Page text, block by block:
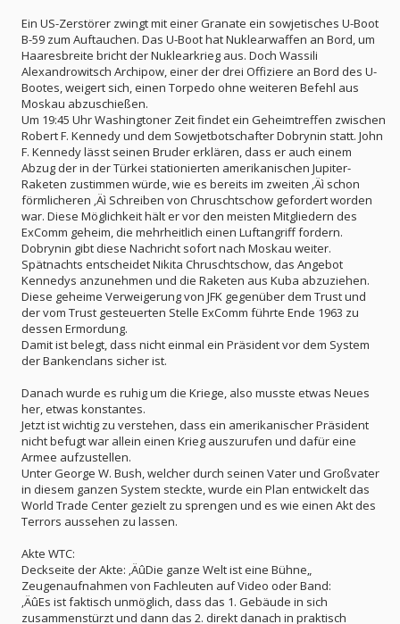
Ein US-Zerstörer zwingt mit einer Granate ein sowjetisches U-Boot
B-59 zum Auftauchen. Das U-Boot hat Nuklearwaffen an Bord, um
Haaresbreite bricht der Nuklearkrieg aus. Doch Wassili
Alexandrowitsch Archipow, einer der drei Offiziere an Bord des U-
Bootes, weigert sich, einen Torpedo ohne weiteren Befehl aus
Moskau abzuschießen.
Um 19:45 Uhr Washingtoner Zeit findet ein Geheimtreffen zwischen
Robert F. Kennedy und dem Sowjetbotschafter Dobrynin statt. John
F. Kennedy lässt seinen Bruder erklären, dass er auch einem
Abzug der in der Türkei stationierten amerikanischen Jupiter-
Raketen zustimmen würde, wie es bereits im zweiten ‚Äì schon
förmlicheren ‚Äì Schreiben von Chruschtschow gefordert worden
war. Diese Möglichkeit hält er vor den meisten Mitgliedern des
ExComm geheim, die mehrheitlich einen Luftangriff fordern.
Dobrynin gibt diese Nachricht sofort nach Moskau weiter.
Spätnachts entscheidet Nikita Chruschtschow, das Angebot
Kennedys anzunehmen und die Raketen aus Kuba abzuziehen.
Diese geheime Verweigerung von JFK gegenüber dem Trust und
der vom Trust gesteuerten Stelle ExComm führte Ende 1963 zu
dessen Ermordung.
Damit ist belegt, dass nicht einmal ein Präsident vor dem System
der Bankenclans sicher ist.
Danach wurde es ruhig um die Kriege, also musste etwas Neues
her, etwas konstantes.
Jetzt ist wichtig zu verstehen, dass ein amerikanischer Präsident
nicht befugt war allein einen Krieg auszurufen und dafür eine
Armee aufzustellen.
Unter George W. Bush, welcher durch seinen Vater und Großvater
in diesem ganzen System steckte, wurde ein Plan entwickelt das
World Trade Center gezielt zu sprengen und es wie einen Akt des
Terrors aussehen zu lassen.
Akte WTC:
Deckseite der Akte: ‚ÄûDie ganze Welt ist eine Bühne„
Zeugenaufnahmen von Fachleuten auf Video oder Band:
‚ÄûEs ist faktisch unmöglich, dass das 1. Gebäude in sich
zusammenstürzt und dann das 2. direkt danach in praktisch